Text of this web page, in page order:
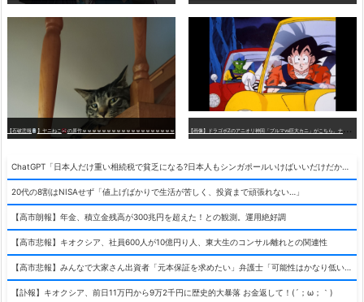
【石破悲報 】ヤニねこ の原作ｗｗｗｗｗｗｗｗｗｗｗｗｗｗｗｗｗｗｗ
20代の8割はNISAせず「値上げばかりで生活が苦しく、投資まで頑張れない…」
【高市朗報】年金、積立金残高が300兆円を超えた！との観測。運用絶好調
【高市悲報】キオクシア、社員600人が10億円り人、東大生のコンサル離れとの関連性
【訃報】キオクシア、前日11万円から9万2千円に歴史的大暴落 お金返して！(´；ω；｀)